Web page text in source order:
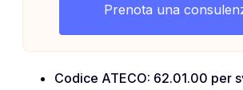
Prenota una
Codice ATECO: 62.01.00 per